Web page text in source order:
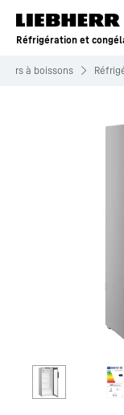
Réfrigération et
à boissons